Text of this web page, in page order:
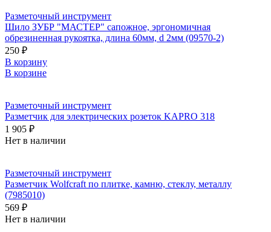
Разметочный инструмент
Шило ЗУБР "МАСТЕР" сапожное, эргономичная
обрезиненная рукоятка, длина 60мм, d 2мм (09570-2)
250 ₽
В корзину
В корзине
Разметочный инструмент
Разметчик для электрических розеток KAPRO 318
1 905 ₽
Нет в наличии
Разметочный инструмент
Разметчик Wolfcraft по плитке, камню, стеклу, металлу
(7985010)
569 ₽
Нет в наличии